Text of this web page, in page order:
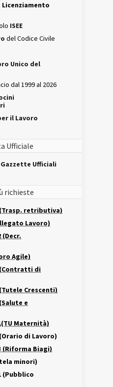
ISEE
del Codice Civile
Unico del
dal 1999 al 2026
il Lavoro
Ufficiale
Ufficiali
richieste
(Trasp. retributiva)
Lavoro)
(Decr.
Agile)
(Contratti di
(Tutele Crescenti)
e
Maternità)
(Orario di Lavoro)
(Riforma Biagi)
minori)
(Pubblico